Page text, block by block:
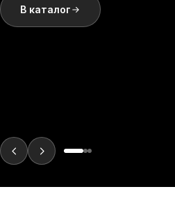
В каталог